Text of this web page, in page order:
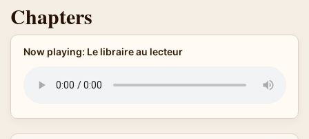
Chapters
Now playing: Le libraire au lecteur